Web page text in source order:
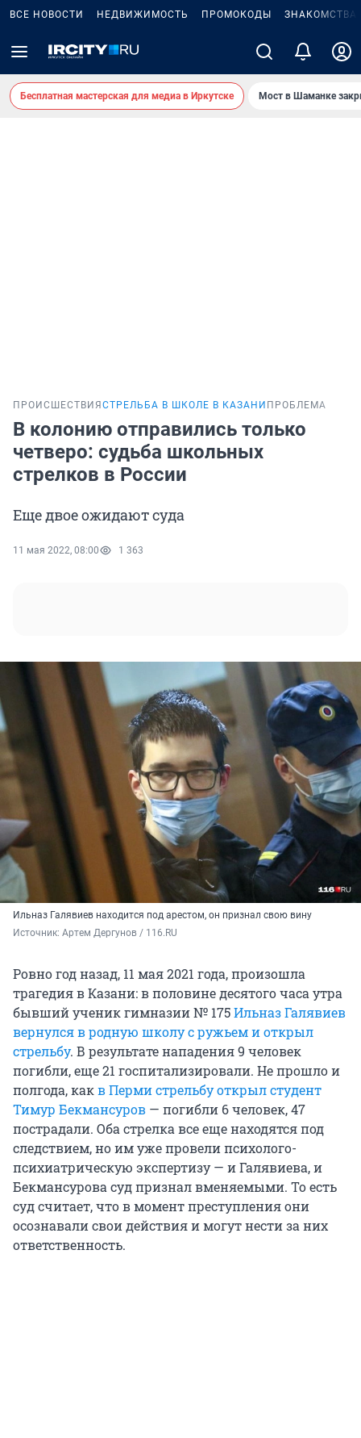
ВСЕ НОВОСТИ НЕДВИЖИМОСТЬ ПРОМОКОДЫ ЗНАКОМСТВА
Бесплатная мастерская для медиа в Иркутске Мост в Шаманке
ПРОИСШЕСТВИЯ СТРЕЛЬБА В ШКОЛЕ В КАЗАНИ ПРОБЛЕМА
В колонию отправились только
четверо: судьба школьных
стрелков в России
Еще двое ожидают суда
11 мая 2022, 08:00 1 363
Ильназ Галявиев находится под арестом, он признал свою вину
Источник: Артем Дергунов / 116.RU
Ровно год назад, 11 мая 2021 года, произошла
трагедия в Казани: в половине десятого часа утра
бывший ученик гимназии № 175Ильназ Галявиев
вернулся в родную школу с ружьем и открыл
стрельбу. В результате нападения 9 человек
погибли, еще 21 госпитализировали. Не прошло и
полгода, какв Перми стрельбу открыл студент
Тимур Бекмансуров — погибли 6 человек, 47
пострадали. Оба стрелка все еще находятся под
следствием, но им уже провели психолого-
психиатрическую экспертизу — и Галявиева, и
Бекмансурова суд признал вменяемыми. То есть
суд считает, что в момент преступления они
осознавали свои действия и могут нести за них
ответственность.